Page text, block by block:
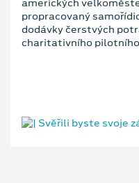
propracovaný
dodávky čerstvých
charitativního